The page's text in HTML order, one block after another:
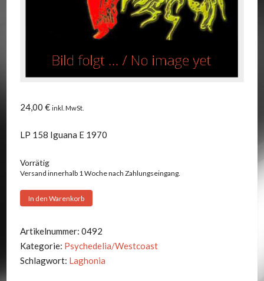
24,00 € inkl. MwSt.
LP 158 Iguana E 1970
Vorrätig
Versand innerhalb 1 Woche nach Zahlungseingang.
Laghonia
Glue
Menge
In den Warenkorb
Artikelnummer: 0492
Kategorie: Psychedelia/Westcoast
Schlagwort: Laghonia